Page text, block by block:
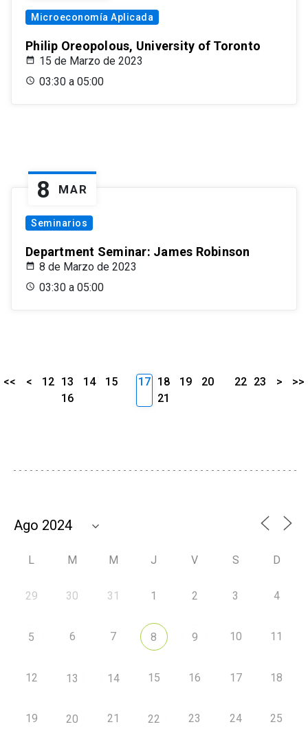
Microeconomía Aplicada
Philip Oreopolous, University of Toronto
15 de Marzo de 2023
03:30 a 05:00
8 MAR
Seminarios
Department Seminar: James Robinson
8 de Marzo de 2023
03:30 a 05:00
<< < 12 13 14
15
16
17 18 19
20
21
22 23 > >>
L M M J V S D
29 30 31 1 2 3 4
5 6 7 8 9 10 11
12 13 14 15 16 17 18
19 20 21 22 23 24 25